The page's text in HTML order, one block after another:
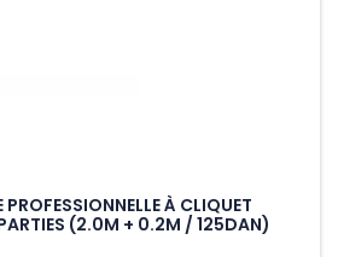
À CLIQUET
(2.0M + 0.2M / 125DAN)